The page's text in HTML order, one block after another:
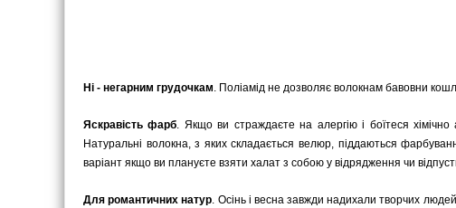
Ні - негарним грудочкам. Поліамід не дозволяє волокнам бавовни
Яскравість фарб. Якщо ви страждаєте на алергію і боїтеся
Натуральні волокна, з яких складається велюр, піддаються
варіант якщо ви плануєте взяти халат з собою у відрядження чи
Для романтичних натур. Осінь і весна завжди надихали творчих